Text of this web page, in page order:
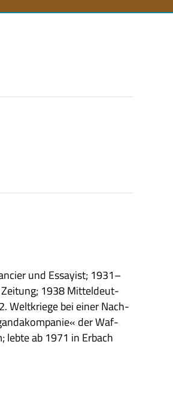
und Essay­ist; 1931–
Zei­tung; 1938 Mit­tel­deut­
Welt­kriege bei einer Nach­
der Waf­
lebte ab 1971 in Erbach